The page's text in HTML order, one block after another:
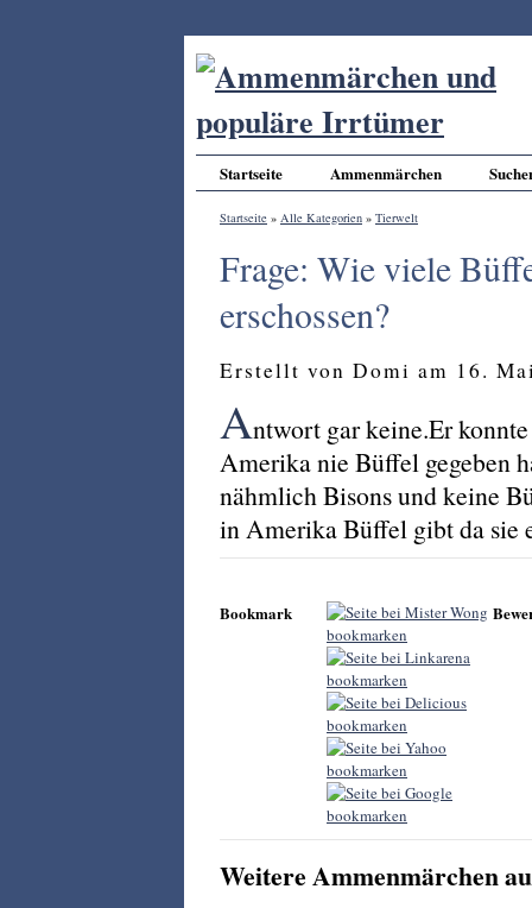
Startseite Ammenmärchen
Startseite » Alle Kategorien » Tierwelt
Frage: Wie viele
erschossen?
Erstellt von Domi am 16.
Antwort gar keine.Er
Amerika nie Büffel gegeben
nähmlich Bisons und keine
in Amerika Büffel gibt da sie
Bookmark
Weitere Ammenmärchen